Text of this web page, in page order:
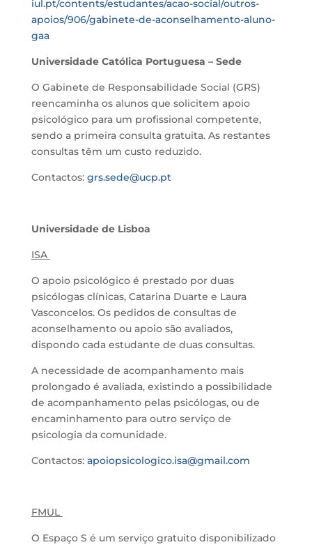
iul.pt/contents/estudantes/acao-social/outros-
apoios/906/gabinete-de-aconselhamento-aluno-
gaa
Universidade Católica Portuguesa – Sede
O Gabinete de Responsabilidade Social (GRS)
reencaminha os alunos que solicitem apoio
psicológico para um profissional competente,
sendo a primeira consulta gratuita. As restantes
consultas têm um custo reduzido.
Contactos: grs.sede@ucp.pt
Universidade de Lisboa
ISA
O apoio psicológico é prestado por duas
psicólogas clínicas, Catarina Duarte e Laura
Vasconcelos. Os pedidos de consultas de
aconselhamento ou apoio são avaliados,
dispondo cada estudante de duas consultas.
A necessidade de acompanhamento mais
prolongado é avaliada, existindo a possibilidade
de acompanhamento pelas psicólogas, ou de
encaminhamento para outro serviço de
psicologia da comunidade.
Contactos: apoiopsicologico.isa@gmail.com
FMUL
O Espaço S é um serviço gratuito disponibilizado